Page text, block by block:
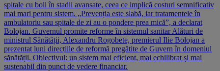
spitale cu boli în stadii avansate, ceea ce implică costuri semnificativ
mai mari pentru sistem. „Prevenția este slabă, iar tratamentele în
ambulatoriu sau spitale de zi au o pondere prea mică”, a declarat
Bolojan. Guvernul promite reforme în sistemul sanitar Alături de
ministrul Sănătății, Alexandru Rogobete, premierul Ilie Bolojan a
prezentat luni direcțiile de reformă pregătite de Guvern în domeniul
sănătății. Obiectivul: un sistem mai eficient, mai echilibrat și mai
sustenabil din punct de vedere financiar.